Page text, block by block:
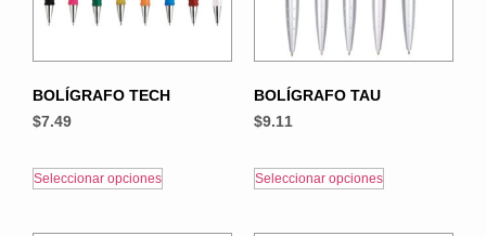
BOLÍGRAFO TECH
$7.49
Seleccionar opciones
BOLÍGRAFO TAU
$9.11
Seleccionar opciones